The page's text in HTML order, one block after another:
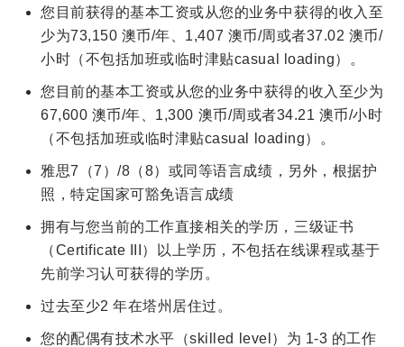
您目前获得的基本工资或从您的业务中获得的收入至
少为73,150 澳币/年、1,407 澳币/周或者37.02 澳币/
小时（不包括加班或临时津贴casual loading）。
您目前的基本工资或从您的业务中获得的收入至少为
67,600 澳币/年、1,300 澳币/周或者34.21 澳币/小时
（不包括加班或临时津贴casual loading）。
雅思7（7）/8（8）或同等语言成绩，另外，根据护
照，特定国家可豁免语言成绩
拥有与您当前的工作直接相关的学历，三级证书
（Certificate III）以上学历，不包括在线课程或基于
先前学习认可获得的学历。
过去至少2 年在塔州居住过。
您的配偶有技术水平（skilled level）为 1-3 的工作